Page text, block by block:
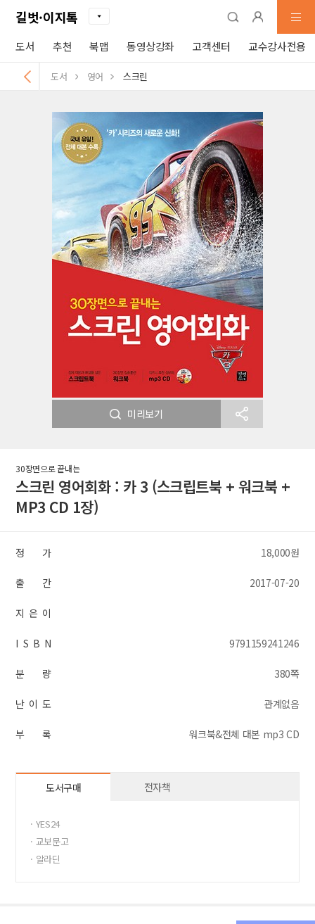
길벗·이지톡
도서 추천 북맵 동영상강좌 고객센터 교수강사전용
도서 영어 스크린
미리보기
30장면으로 끝내는
스크린 영어회화 : 카 3 (스크립트북 + 워크북 +
MP3 CD 1장)
정 가 18,000원
출 간 2017-07-20
지 은 이
I S B N 9791159241246
분 량 380쪽
난 이 도 관계없음
부 록 워크북&전체 대본 mp3 CD
도서구매 전자책
· YES24
· 교보문고
· 알라딘